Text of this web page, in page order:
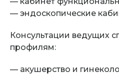
— эндоскопические
Консультации ведущих
профилям:
— акушерство и